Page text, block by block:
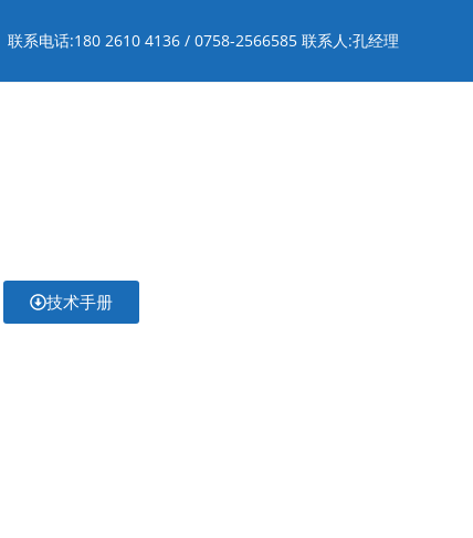
联系电话:180 2610 4136 / 0758-2566585 联系人:孔经理
技术手册